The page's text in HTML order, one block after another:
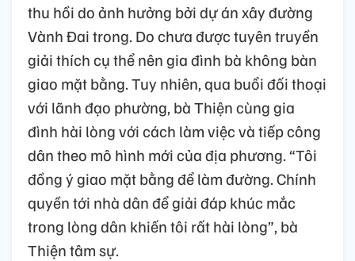
thu hồi do ảnh hưởng bởi dự án xây đường
Vành Đai trong. Do chưa được tuyên truyền
giải thích cụ thể nên gia đình bà không bàn
giao mặt bằng. Tuy nhiên, qua buổi đối thoại
với lãnh đạo phường, bà Thiện cùng gia
đình hài lòng với cách làm việc và tiếp công
dân theo mô hình mới của địa phương. “Tôi
đồng ý giao mặt bằng để làm đường. Chính
quyền tới nhà dân để giải đáp khúc mắc
trong lòng dân khiến tôi rất hài lòng”, bà
Thiện tâm sự.